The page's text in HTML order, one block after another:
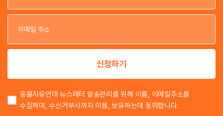
이
이
신청하기
동물자유연대 뉴스레터 발송관리를 위해 이름, 이메일주소를
수집하며, 수신거부시까지 이용, 보유하는데 동의합니다.